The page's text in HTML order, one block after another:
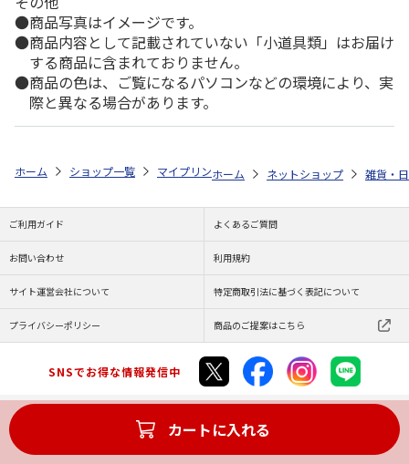
商品写真はイメージです。
商品内容として記載されていない「小道具類」はお届け
する商品に含まれておりません。
商品の色は、ご覧になるパソコンなどの環境により、実
際と異なる場合があります。
カートに入れる
ホーム ショップ一覧 マイプリント シルエットプレート【ポメチ
ホーム ネットショップ 雑貨・
ご利用ガイド よくあるご質問
お問い合わせ 利用規約
サイト運営会社について 特定商取引法に基づく表記について
プライバシーポリシー 商品のご提案はこちら
SNSでお得な情報発信中